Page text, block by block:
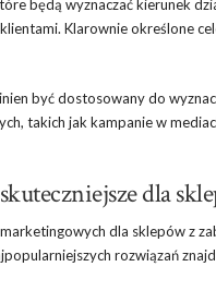
będą wyznaczać kierunek
Klarownie określone
być dostosowany do
takich jak kampanie w
dla
dla sklepów z
rozwiązań